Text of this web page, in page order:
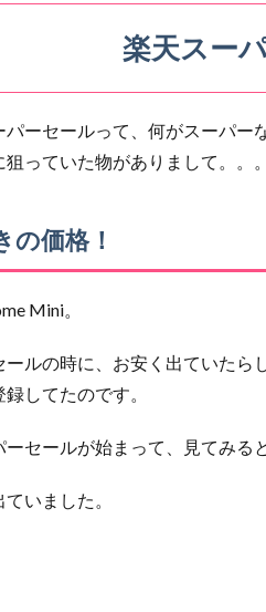
楽天スー
ーセールって、何がスーパー
っていた物がありまして。。。
の価格！
Mini。
ルの時に、お安く出ていたら
してたのです。
セールが始まって、見てみる
いました。